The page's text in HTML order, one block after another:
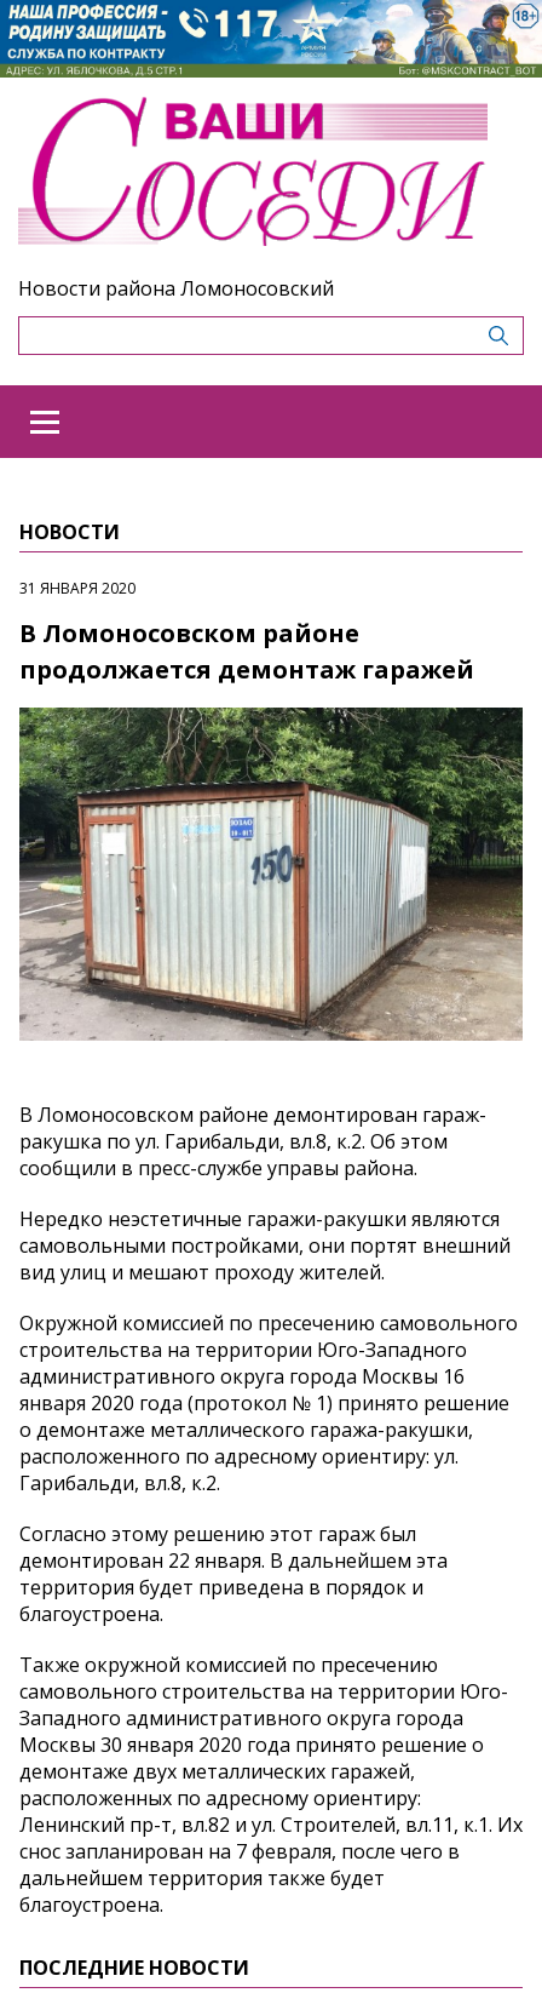
Новости района Ломоносовский
НОВОСТИ
31 ЯНВАРЯ 2020
В Ломоносовском районе
продолжается демонтаж гаражей
В Ломоносовском районе демонтирован гараж-
ракушка по ул. Гарибальди, вл.8, к.2. Об этом
сообщили в пресс-службе управы района.
Нередко неэстетичные гаражи-ракушки являются
самовольными постройками, они портят внешний
вид улиц и мешают проходу жителей.
Окружной комиссией по пресечению самовольного
строительства на территории Юго-Западного
административного округа города Москвы 16
января 2020 года (протокол № 1) принято решение
о демонтаже металлического гаража-ракушки,
расположенного по адресному ориентиру: ул.
Гарибальди, вл.8, к.2.
Согласно этому решению этот гараж был
демонтирован 22 января. В дальнейшем эта
территория будет приведена в порядок и
благоустроена.
Также окружной комиссией по пресечению
самовольного строительства на территории Юго-
Западного административного округа города
Москвы 30 января 2020 года принято решение о
демонтаже двух металлических гаражей,
расположенных по адресному ориентиру:
Ленинский пр-т, вл.82 и ул. Строителей, вл.11, к.1. Их
снос запланирован на 7 февраля, после чего в
дальнейшем территория также будет
благоустроена.
ПОСЛЕДНИЕ НОВОСТИ